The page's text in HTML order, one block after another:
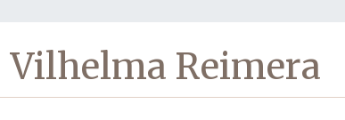
Vilhelma Reimera